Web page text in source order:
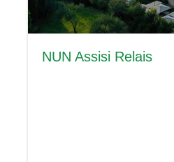
NUN Assisi Relais